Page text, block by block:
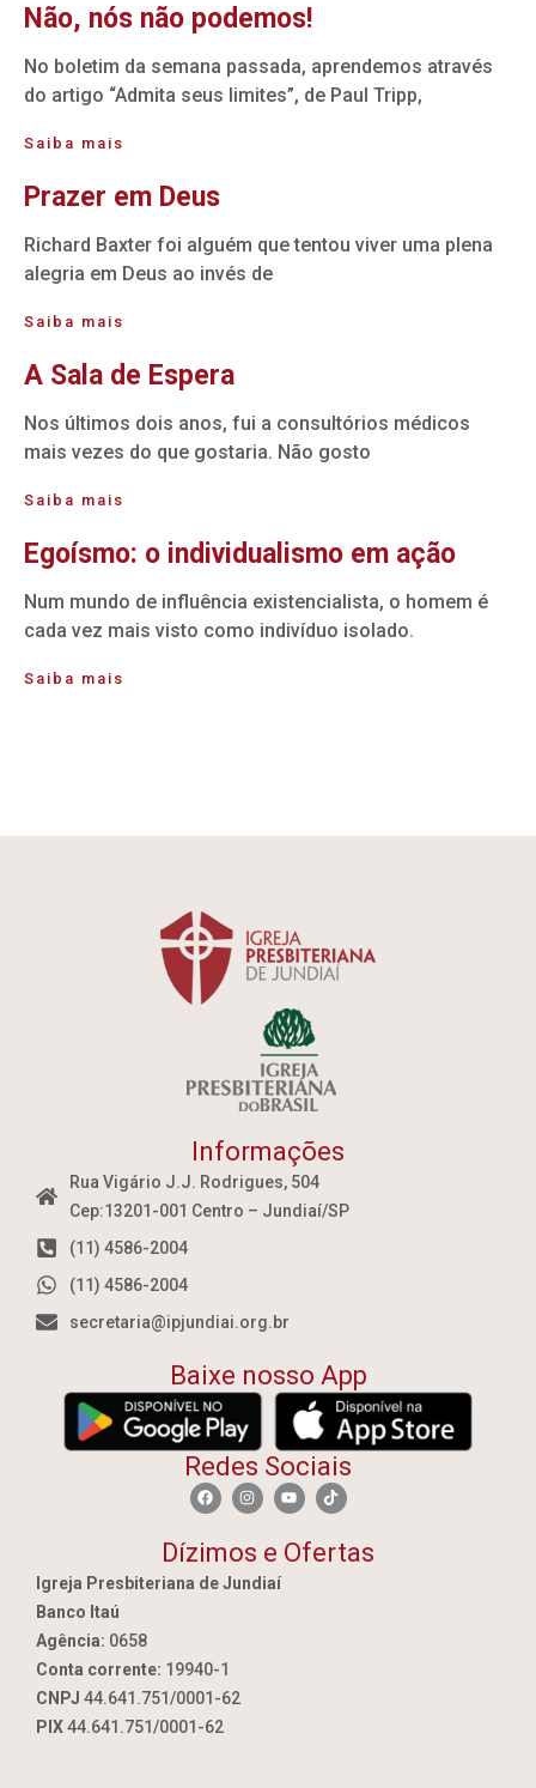
Não, nós não podemos!
No boletim da semana passada, aprendemos através
do artigo “Admita seus limites”, de Paul Tripp,
Saiba mais
Prazer em Deus
Richard Baxter foi alguém que tentou viver uma plena
alegria em Deus ao invés de
Saiba mais
A Sala de Espera
Nos últimos dois anos, fui a consultórios médicos
mais vezes do que gostaria. Não gosto
Saiba mais
Egoísmo: o individualismo em ação
Num mundo de influência existencialista, o homem é
cada vez mais visto como indivíduo isolado.
Saiba mais
Informações
Rua Vigário J.J. Rodrigues, 504
Cep:13201-001 Centro – Jundiaí/SP
(11) 4586-2004
(11) 4586-2004
secretaria@ipjundiai.org.br
Baixe nosso App
Redes Sociais
Dízimos e Ofertas
Igreja Presbiteriana de Jundiaí
Banco Itaú
Agência: 0658
Conta corrente: 19940-1
CNPJ 44.641.751/0001-62
PIX44.641.751/0001-62